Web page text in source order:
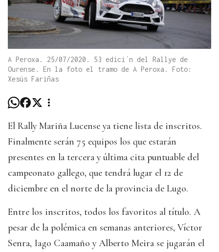
A Peroxa. 25/07/2020. 53 edici´n del Rallye de
Ourense. En la foto el tramo de A Peroxa. Foto:
Xesús Fariñas
El Rally Mariña Lucense ya tiene lista de inscritos.
Finalmente serán 75 equipos los que estarán
presentes en la tercera y última cita puntuable del
campeonato gallego, que tendrá lugar el 12 de
diciembre en el norte de la provincia de Lugo.
Entre los inscritos, todos los favoritos al título. A
pesar de la polémica en semanas anteriores, Víctor
Senra, Iago Caamaño y Alberto Meira se jugarán el